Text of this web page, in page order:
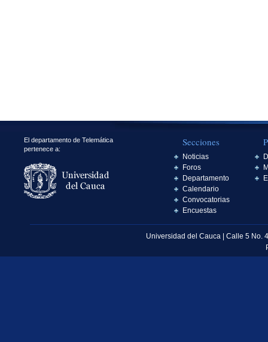
El departamento de Telemática
pertenece a:
Secciones
Noticias
Foros
Departamento
Calendario
Convocatorias
Encuestas
Universidad del Cauca | Calle 5 No.